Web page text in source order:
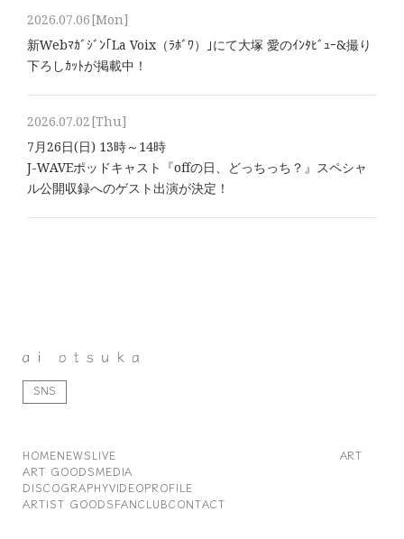
2026.07.06[Mon]
新Webﾏｶﾞｼﾞﾝ｢La Voix（ﾗﾎﾞﾜ）｣にて大塚 愛のｲﾝﾀﾋﾞｭｰ&撮り
下ろしｶｯﾄが掲載中！
2026.07.02[Thu]
7月26日(日) 13時～14時
J-WAVEポッドキャスト『offの日、どっちっち？』スペシャ
ル公開収録へのゲスト出演が決定！
SNS
HOMENEWSLIVE
ART
ART GOODSMEDIA
DISCOGRAPHYVIDEOPROFILE
ARTIST GOODSFANCLUBCONTACT